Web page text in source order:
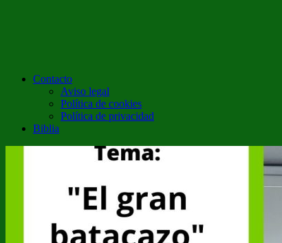
Contacto
Aviso legal
Política de cookies
Política de privacidad
Biblia